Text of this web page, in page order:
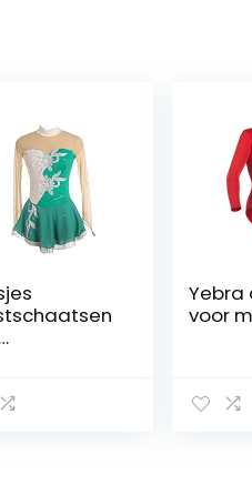
ijs pak
Yebra
voor